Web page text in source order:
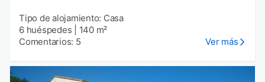
Tipo de alojamiento: Casa
6 huéspedes
140 m²
Comentarios: 5
Ver más